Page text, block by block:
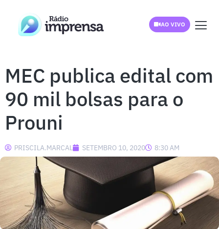
AO VIVO
MEC publica edital com
90 mil bolsas para o
Prouni
PRISCILA.MARCAL SETEMBRO 10, 2020 8:30 AM